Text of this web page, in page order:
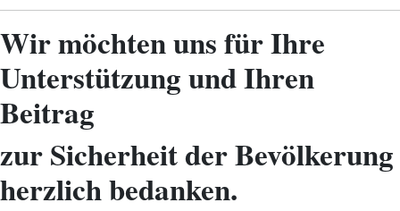
Wir möchten uns für Ihre
Unterstützung und Ihren
Beitrag
zur Sicherheit der Bevölkerung
herzlich bedanken.